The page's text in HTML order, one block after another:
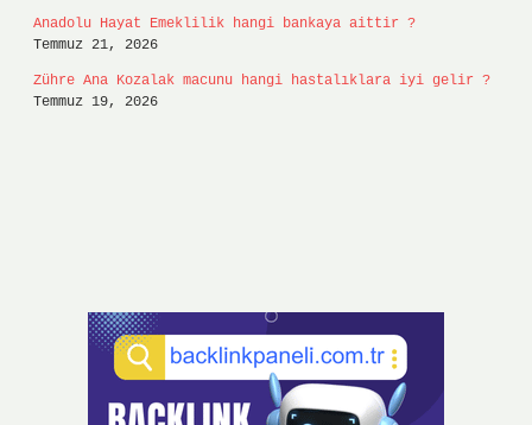
Anadolu Hayat Emeklilik hangi bankaya aittir ?
Temmuz 21, 2026
Zühre Ana Kozalak macunu hangi hastalıklara iyi gelir ?
Temmuz 19, 2026